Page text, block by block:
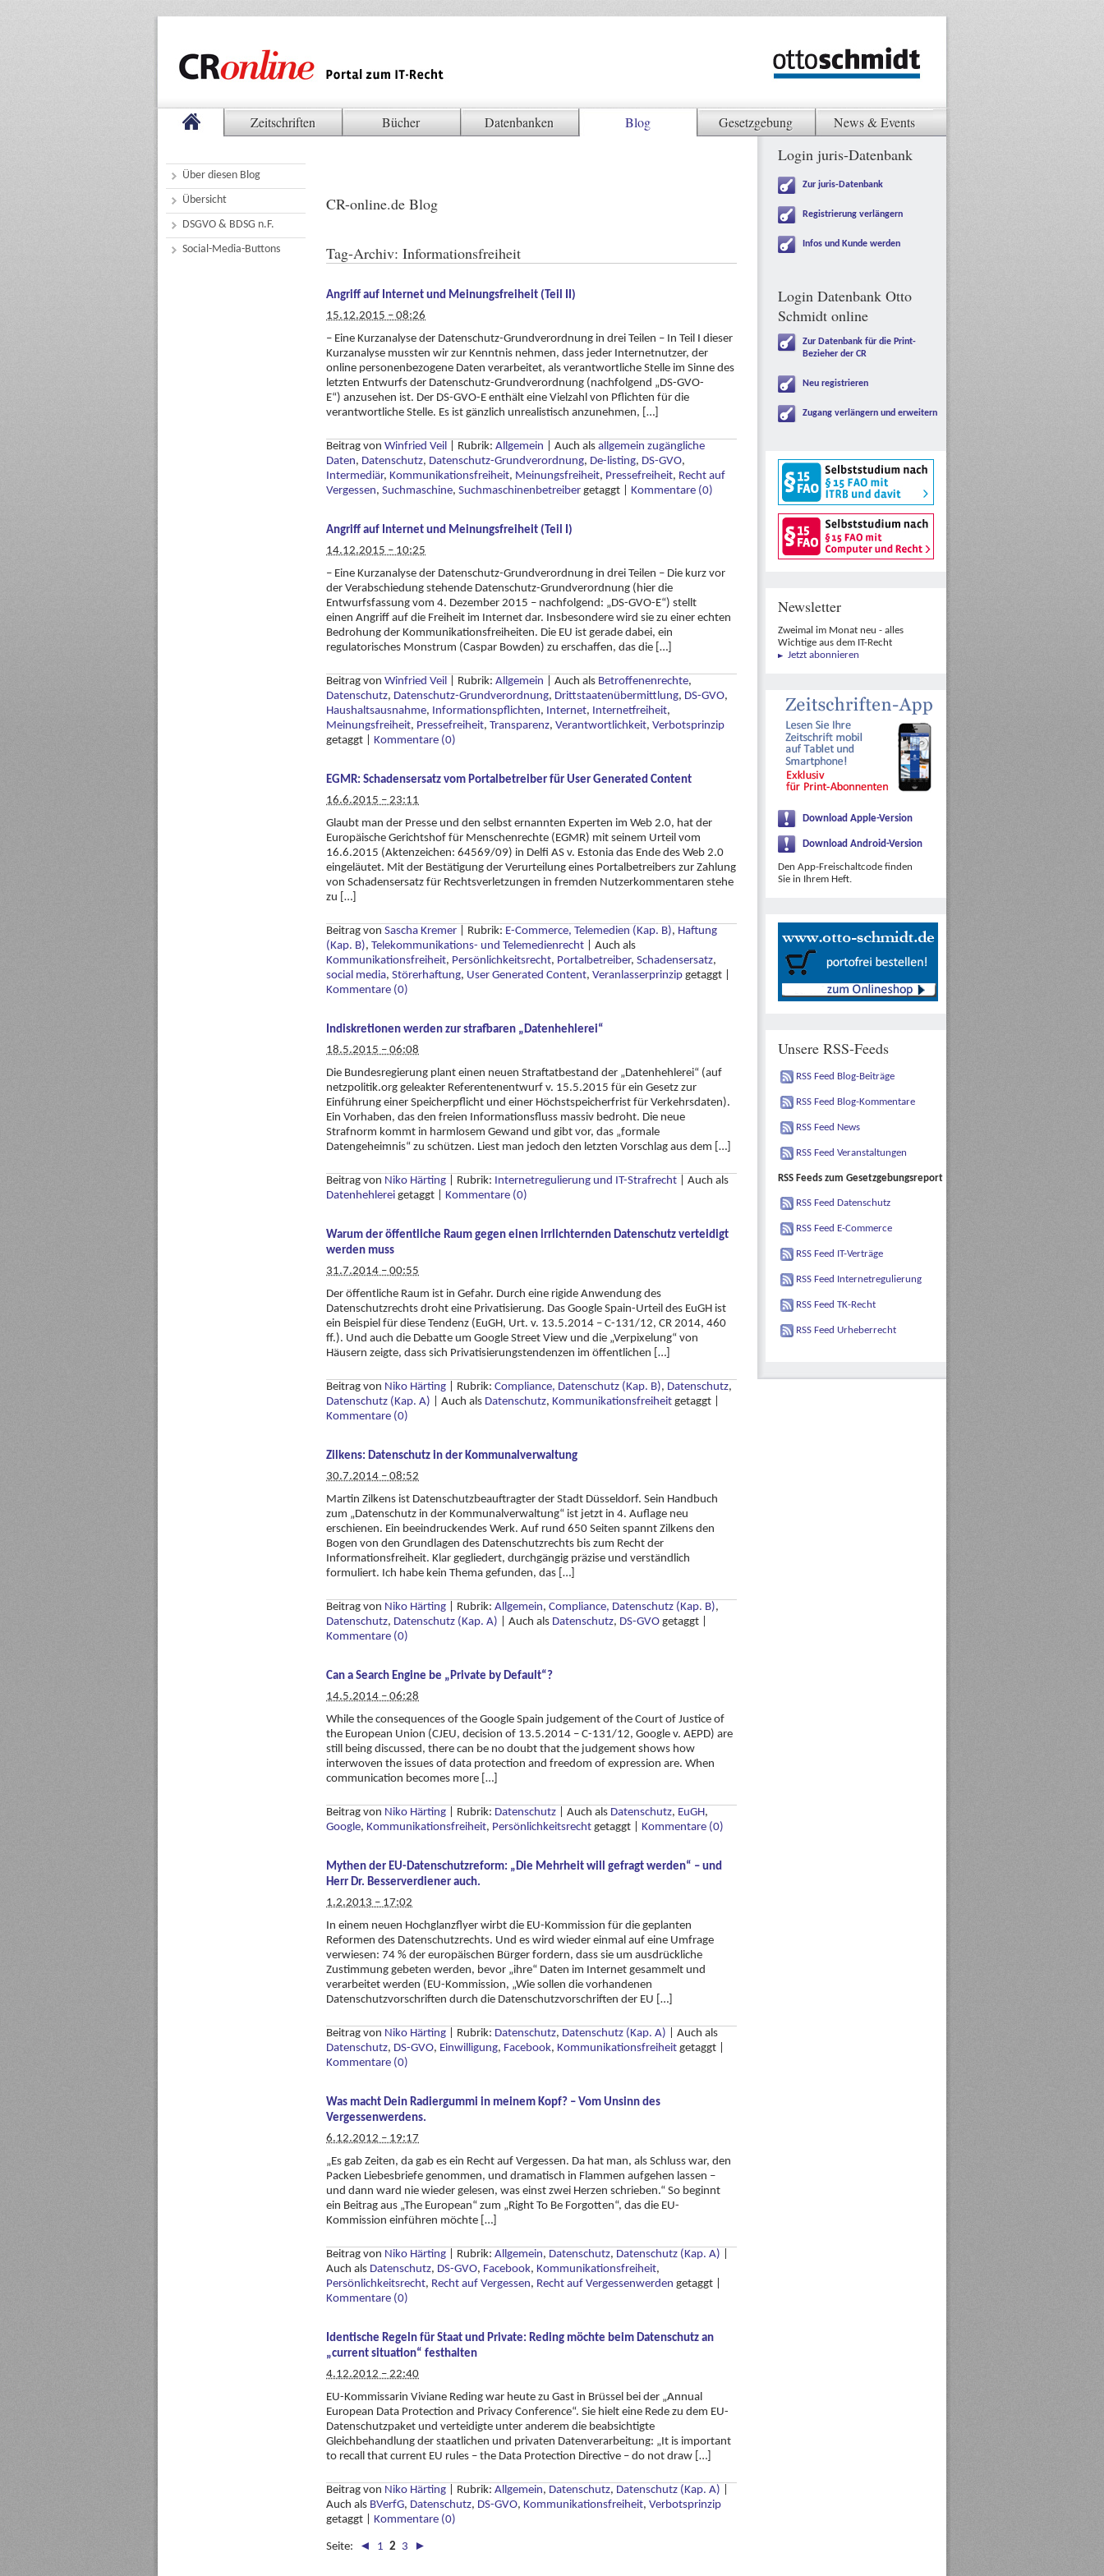
Zeitschriften Bücher Datenbanken Blog Gesetzgebung News & Events
Über diesen Blog
Übersicht
DSGVO & BDSG n.F.
Social-Media-Buttons
CR-online.de Blog
Tag-Archiv: Informationsfreiheit
Angriff auf Internet und Meinungsfreiheit (Teil II)
15.12.2015 – 08:26
– Eine Kurzanalyse der Datenschutz-Grundverordnung in drei Teilen – In Teil I dieser
Kurzanalyse mussten wir zur Kenntnis nehmen, dass jeder Internetnutzer, der
online personenbezogene Daten verarbeitet, als verantwortliche Stelle im Sinne des
letzten Entwurfs der Datenschutz-Grundverordnung (nachfolgend „DS-GVO-
E“) anzusehen ist. Der DS-GVO-E enthält eine Vielzahl von Pflichten für die
verantwortliche Stelle. Es ist gänzlich unrealistisch anzunehmen, […]
Beitrag von Winfried Veil Rubrik: Allgemein Auch als allgemein zugängliche
Daten, Datenschutz, Datenschutz-Grundverordnung, De-listing, DS-GVO,
Intermediär, Kommunikationsfreiheit, Meinungsfreiheit, Pressefreiheit, Recht auf
Vergessen, Suchmaschine, Suchmaschinenbetreiber getaggt Kommentare (0)
Angriff auf Internet und Meinungsfreiheit (Teil I)
14.12.2015 – 10:25
– Eine Kurzanalyse der Datenschutz-Grundverordnung in drei Teilen – Die kurz vor
der Verabschiedung stehende Datenschutz-Grundverordnung (hier die
Entwurfsfassung vom 4. Dezember 2015 – nachfolgend: „DS-GVO-E“) stellt
einen Angriff auf die Freiheit im Internet dar. Insbesondere wird sie zu einer echten
Bedrohung der Kommunikationsfreiheiten. Die EU ist gerade dabei, ein
regulatorisches Monstrum (Caspar Bowden) zu erschaffen, das die […]
Beitrag von Winfried Veil Rubrik: Allgemein Auch als Betroffenenrechte,
Datenschutz, Datenschutz-Grundverordnung, Drittstaatenübermittlung, DS-GVO,
Haushaltsausnahme, Informationspflichten, Internet, Internetfreiheit,
Meinungsfreiheit, Pressefreiheit, Transparenz, Verantwortlichkeit, Verbotsprinzip
getaggt
Kommentare (0)
EGMR: Schadensersatz vom Portalbetreiber für User Generated Content
16.6.2015 – 23:11
Glaubt man der Presse und den selbst ernannten Experten im Web 2.0, hat der
Europäische Gerichtshof für Menschenrechte (EGMR) mit seinem Urteil vom
16.6.2015 (Aktenzeichen: 64569/09) in Delfi AS v. Estonia das Ende des Web 2.0
eingeläutet. Mit der Bestätigung der Verurteilung eines Portalbetreibers zur Zahlung
von Schadensersatz für Rechtsverletzungen in fremden Nutzerkommentaren stehe
zu […]
Beitrag von Sascha Kremer Rubrik: E-Commerce, Telemedien (Kap. B), Haftung
(Kap. B), Telekommunikations- und Telemedienrecht
Auch als
Kommunikationsfreiheit, Persönlichkeitsrecht, Portalbetreiber, Schadensersatz,
social media, Störerhaftung, User Generated Content, Veranlasserprinzip getaggt
Kommentare (0)
Indiskretionen werden zur strafbaren „Datenhehlerei“
18.5.2015 – 06:08
Die Bundesregierung plant einen neuen Straftatbestand der „Datenhehlerei“ (auf
netzpolitik.org geleakter Referentenentwurf v. 15.5.2015 für ein Gesetz zur
Einführung einer Speicherpflicht und einer Höchstspeicherfrist für Verkehrsdaten).
Ein Vorhaben, das den freien Informationsfluss massiv bedroht. Die neue
Strafnorm kommt in harmlosem Gewand und gibt vor, das „formale
Datengeheimnis“ zu schützen. Liest man jedoch den letzten Vorschlag aus dem […]
Beitrag von Niko Härting Rubrik: Internetregulierung und IT-Strafrecht
Auch als
Datenhehlerei getaggt Kommentare (0)
Warum der öffentliche Raum gegen einen irrlichternden Datenschutz verteidigt
werden muss
31.7.2014 – 00:55
Der öffentliche Raum ist in Gefahr. Durch eine rigide Anwendung des
Datenschutzrechts droht eine Privatisierung. Das Google Spain-Urteil des EuGH ist
ein Beispiel für diese Tendenz (EuGH, Urt. v. 13.5.2014 – C-131/12, CR 2014, 460
ff.). Und auch die Debatte um Google Street View und die „Verpixelung“ von
Häusern zeigte, dass sich Privatisierungstendenzen im öffentlichen […]
Beitrag von Niko Härting Rubrik: Compliance, Datenschutz (Kap. B), Datenschutz,
Datenschutz (Kap. A)
Auch als Datenschutz, Kommunikationsfreiheit getaggt
Kommentare (0)
Zilkens: Datenschutz in der Kommunalverwaltung
30.7.2014 – 08:52
Martin Zilkens ist Datenschutzbeauftragter der Stadt Düsseldorf. Sein Handbuch
zum „Datenschutz in der Kommunalverwaltung“ ist jetzt in 4. Auflage neu
erschienen. Ein beeindruckendes Werk. Auf rund 650 Seiten spannt Zilkens den
Bogen von den Grundlagen des Datenschutzrechts bis zum Recht der
Informationsfreiheit. Klar gegliedert, durchgängig präzise und verständlich
formuliert. Ich habe kein Thema gefunden, das […]
Beitrag von Niko Härting Rubrik: Allgemein, Compliance, Datenschutz (Kap. B),
Datenschutz, Datenschutz (Kap. A) Auch als Datenschutz, DS-GVO getaggt
Kommentare (0)
Can a Search Engine be „Private by Default“?
14.5.2014 – 06:28
While the consequences of the Google Spain judgement of the Court of Justice of
the European Union (CJEU, decision of 13.5.2014 – C-131/12, Google v. AEPD) are
still being discussed, there can be no doubt that the judgement shows how
interwoven the issues of data protection and freedom of expression are. When
communication becomes more […]
Beitrag von Niko Härting Rubrik: Datenschutz Auch als Datenschutz, EuGH,
Google, Kommunikationsfreiheit, Persönlichkeitsrecht getaggt Kommentare (0)
Mythen der EU-Datenschutzreform: „Die Mehrheit will gefragt werden“ – und
Herr Dr. Besserverdiener auch.
1.2.2013 – 17:02
In einem neuen Hochglanzflyer wirbt die EU-Kommission für die geplanten
Reformen des Datenschutzrechts. Und es wird wieder einmal auf eine Umfrage
verwiesen: 74 % der europäischen Bürger fordern, dass sie um ausdrückliche
Zustimmung gebeten werden, bevor „ihre“ Daten im Internet gesammelt und
verarbeitet werden (EU-Kommission, „Wie sollen die vorhandenen
Datenschutzvorschriften durch die Datenschutzvorschriften der EU […]
Beitrag von Niko Härting Rubrik: Datenschutz, Datenschutz (Kap. A)
Auch als
Datenschutz, DS-GVO, Einwilligung, Facebook, Kommunikationsfreiheit getaggt
Kommentare (0)
Was macht Dein Radiergummi in meinem Kopf? – Vom Unsinn des
Vergessenwerdens.
6.12.2012 – 19:17
„Es gab Zeiten, da gab es ein Recht auf Vergessen. Da hat man, als Schluss war, den
Packen Liebesbriefe genommen, und dramatisch in Flammen aufgehen lassen –
und dann ward nie wieder gelesen, was einst zwei Herzen schrieben.“ So beginnt
ein Beitrag aus „The European“ zum „Right To Be Forgotten“, das die EU-
Kommission einführen möchte […]
Beitrag von Niko Härting Rubrik: Allgemein, Datenschutz, Datenschutz (Kap. A)
Auch als Datenschutz, DS-GVO, Facebook, Kommunikationsfreiheit,
Persönlichkeitsrecht, Recht auf Vergessen, Recht auf Vergessenwerden getaggt
Kommentare (0)
Identische Regeln für Staat und Private: Reding möchte beim Datenschutz an
„current situation“ festhalten
4.12.2012 – 22:40
EU-Kommissarin Viviane Reding war heute zu Gast in Brüssel bei der „Annual
European Data Protection and Privacy Conference“. Sie hielt eine Rede zu dem EU-
Datenschutzpaket und verteidigte unter anderem die beabsichtigte
Gleichbehandlung der staatlichen und privaten Datenverarbeitung: „It is important
to recall that current EU rules – the Data Protection Directive – do not draw […]
Beitrag von Niko Härting Rubrik: Allgemein, Datenschutz, Datenschutz (Kap. A)
Auch als BVerfG, Datenschutz, DS-GVO, Kommunikationsfreiheit, Verbotsprinzip
getaggt
Kommentare (0)
Seite: ◄ 1 2 3 ►
Login juris-Datenbank
Zur juris-Datenbank
Registrierung verlängern
Infos und Kunde werden
Login Datenbank Otto
Schmidt online
Zur Datenbank für die Print-
Bezieher der CR
Neu registrieren
Zugang verlängern und erweitern
Newsletter
Zweimal im Monat neu - alles
Wichtige aus dem IT-Recht
Jetzt abonnieren
Download Apple-Version
Download Android-Version
Den App-Freischaltcode finden
Sie in Ihrem Heft.
Unsere RSS-Feeds
RSS Feed Blog-Beiträge
RSS Feed Blog-Kommentare
RSS Feed News
RSS Feed Veranstaltungen
RSS Feeds zum Gesetzgebungsreport
RSS Feed Datenschutz
RSS Feed E-Commerce
RSS Feed IT-Verträge
RSS Feed Internetregulierung
RSS Feed TK-Recht
RSS Feed Urheberrecht